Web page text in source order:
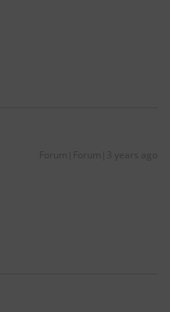
Forum|Forum|3 years ago